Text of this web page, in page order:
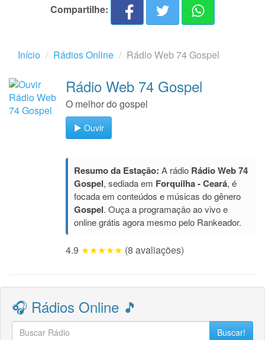
Compartilhe:
Início Rádios Online Rádio Web 74 Gospel
Rádio Web 74 Gospel
O melhor do gospel
Ouvir
Resumo da Estação: A rádio Rádio Web 74
Gospel, sediada em Forquilha - Ceará, é
focada em conteúdos e músicas do gênero
Gospel. Ouça a programação ao vivo e
online grátis agora mesmo pelo Rankeador.
4.9 ★★★★★ (8 avaliações)
🎧 Rádios Online 🎵
Buscar!